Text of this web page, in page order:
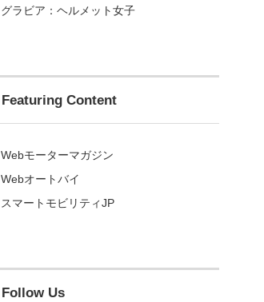
グラビア：ヘルメット女子
Featuring Content
Webモーターマガジン
Webオートバイ
スマートモビリティJP
Follow Us